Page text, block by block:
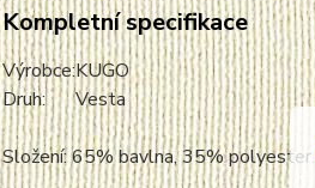
Kompletní specifikace
Výrobce:KUGO
Druh:
Vesta
Složení: 65% bavlna, 35% polyester.